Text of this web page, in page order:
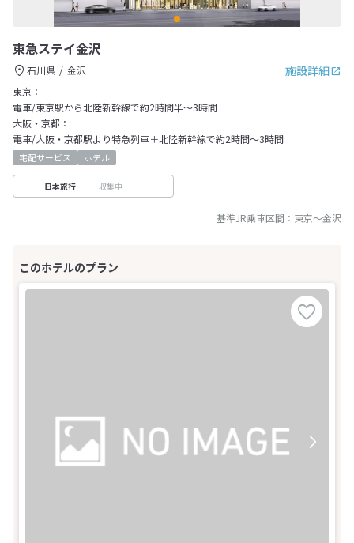
東急ステイ金沢
施設詳細
石川県
金沢
東京：
電車/東京駅から北陸新幹線で約2時間半～3時間
大阪・京都：
電車/大阪・京都駅より特急列車＋北陸新幹線で約2時間～3時間
宅配サービス ホテル
日本旅行 収集中
基準JR乗車区間： 東京～金沢